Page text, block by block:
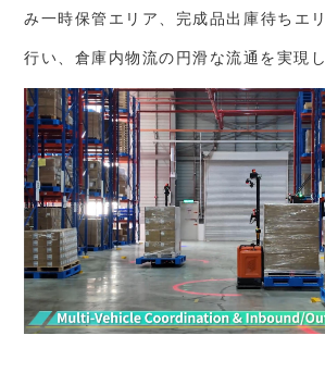
み一時保管エリア、完成品出庫待ちエ
行い、倉庫内物流の円滑な流通を実現し